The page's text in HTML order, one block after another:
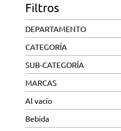
Filtros
DEPARTAMENTO
CATEGORÍA
SUB-CATEGORÍA
MARCAS
Al vacío
Bebida